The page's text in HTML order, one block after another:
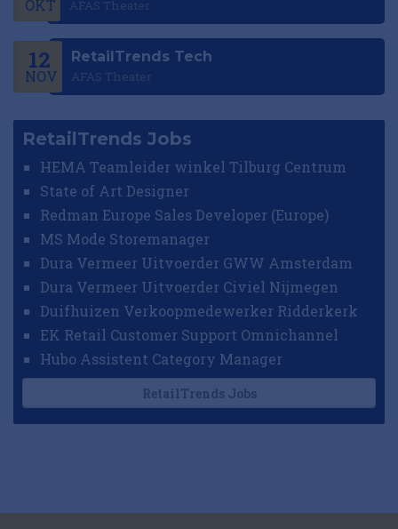
OKT AFAS Theater
12
NOV
RetailTrends Tech
AFAS Theater
RetailTrends Jobs
HEMA Teamleider winkel Tilburg Centrum
State of Art Designer
Redman Europe Sales Developer (Europe)
MS Mode Storemanager
Dura Vermeer Uitvoerder GWW Amsterdam
Dura Vermeer Uitvoerder Civiel Nijmegen
Duifhuizen Verkoopmedewerker Ridderkerk
EK Retail Customer Support Omnichannel
Hubo Assistent Category Manager
RetailTrends Jobs